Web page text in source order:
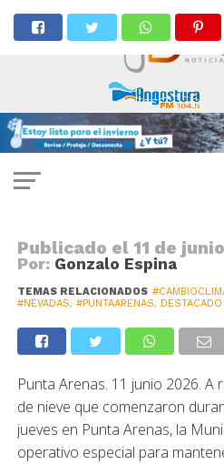
CLIMA
Despliegan operativo
en Punta Arenas
Publicado el 11 de
Por: Gonzalo Espina
TEMAS RELACIONADOS
#NEVADAS, #PUNTAARENAS, DESTACADO
Punta Arenas. 11 junio 2026. A
de nieve que comenzaron
jueves en Punta Arenas, la
operativo especial para